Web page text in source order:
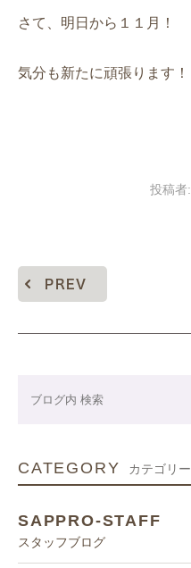
さて、明日から１１月！
気分も新たに頑張ります！
投稿者:
PREV
CATEGORY カテゴリー
SAPPRO-STAFF
スタッフブログ